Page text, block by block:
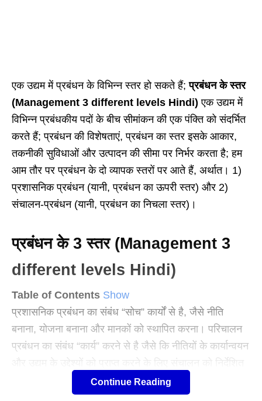
एक उद्यम में प्रबंधन के विभिन्न स्तर हो सकते हैं;प्रबंधन के स्तर
(Management 3 different levels Hindi) एक उद्यम में
विभिन्न प्रबंधकीय पदों के बीच सीमांकन की एक पंक्ति को संदर्भित
करते हैं; प्रबंधन की विशेषताएं, प्रबंधन का स्तर इसके आकार,
तकनीकी सुविधाओं और उत्पादन की सीमा पर निर्भर करता है; हम
आम तौर पर प्रबंधन के दो व्यापक स्तरों पर आते हैं, अर्थात। 1)
प्रशासनिक प्रबंधन (यानी, प्रबंधन का ऊपरी स्तर) और 2)
संचालन-प्रबंधन (यानी, प्रबंधन का निचला स्तर)।
प्रबंधन के 3 स्तर (Management 3
different levels Hindi)
Table of Contents Show
प्रशासनिक प्रबंधन का संबंध “सोच” कार्यों से है, जैसे नीति
बनाना, योजना बनाना और मानकों को स्थापित करना। परिचालन
प्रबंधन का संबंध “कार्य” करने से है जैसे कि नीतियों के कार्यान्वयन
करना। लेकिन वास्तविक व्यवहार में, एक सोच समारोह और कार्य
करने के बीच किसी भी स्पष्ट कटौती का सीमांकन करना मुश्किल
Continue Reading